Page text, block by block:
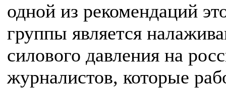
одной из рекомендаций
группы является
силового давления на
журналистов, которые